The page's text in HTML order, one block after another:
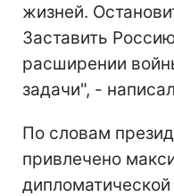
жизней.
Заставить
расширении
задачи", -
По словам
привлечено